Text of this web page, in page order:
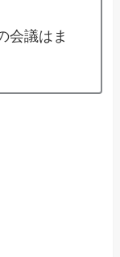
会議はま